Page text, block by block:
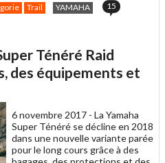
Trail YAMAHA 15
Ténéré Raid
des équipements et
6 novembre 2017 - La Yamaha
Super Ténéré se décline en 2018
dans une nouvelle variante parée
pour le long cours grâce à des